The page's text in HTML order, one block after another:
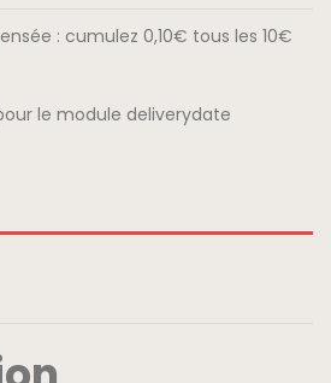
: cumulez 0,10€ tous les 10€
le module deliverydate